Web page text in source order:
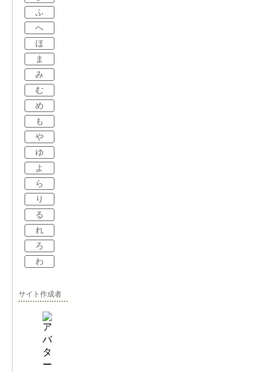
ふ
へ
ほ
ま
み
む
め
も
や
ゆ
よ
ら
り
る
れ
ろ
わ
サイト作成者